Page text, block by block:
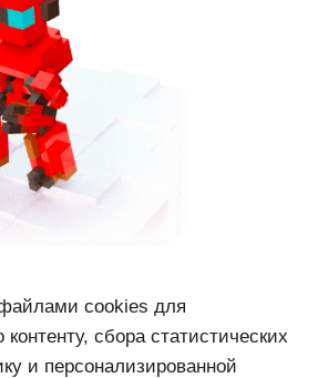
cookies для
сбора статистических
и персонализированной